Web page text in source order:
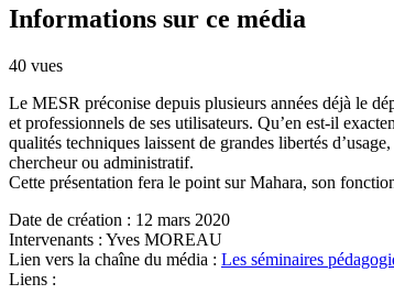
Informations sur ce média
40 vues
Le MESR préconise depuis plusieurs années déjà le
et professionnels de ses utilisateurs. Qu’en est-il
qualités techniques laissent de grandes libertés
chercheur ou administratif.
Cette présentation fera le point sur Mahara, son
Date de création : 12 mars 2020
Intervenants : Yves MOREAU
Lien vers la chaîne du média : Les séminaires
Liens :